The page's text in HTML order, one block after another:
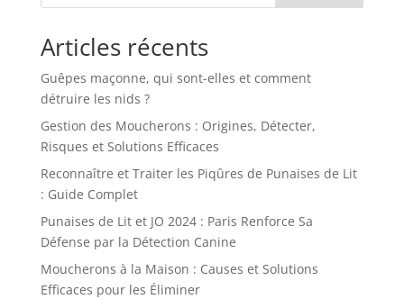
Articles récents
Guêpes maçonne, qui sont-elles et comment
détruire les nids ?
Gestion des Moucherons : Origines, Détecter,
Risques et Solutions Efficaces
Reconnaître et Traiter les Piqûres de Punaises de Lit
: Guide Complet
Punaises de Lit et JO 2024 : Paris Renforce Sa
Défense par la Détection Canine
Moucherons à la Maison : Causes et Solutions
Efficaces pour les Éliminer